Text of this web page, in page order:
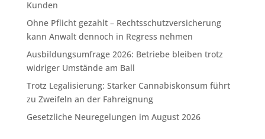
Kunden
Ohne Pflicht gezahlt – Rechtsschutzversicherung
kann Anwalt dennoch in Regress nehmen
Ausbildungsumfrage 2026: Betriebe bleiben trotz
widriger Umstände am Ball
Trotz Legalisierung: Starker Cannabiskonsum führt
zu Zweifeln an der Fahreignung
Gesetzliche Neuregelungen im August 2026